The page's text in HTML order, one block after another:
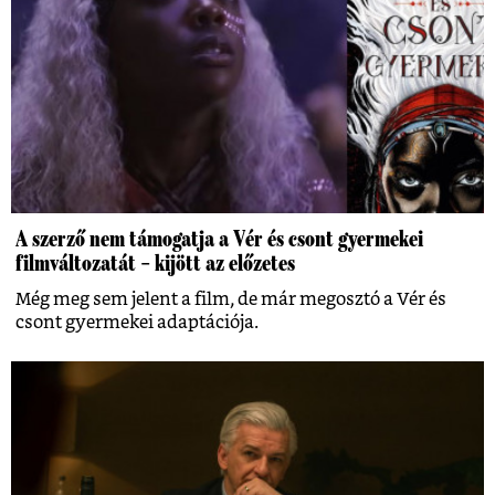
A szerző nem támogatja a Vér és csont gyermekei
filmváltozatát – kijött az előzetes
Még meg sem jelent a film, de már megosztó a Vér és
csont gyermekei adaptációja.